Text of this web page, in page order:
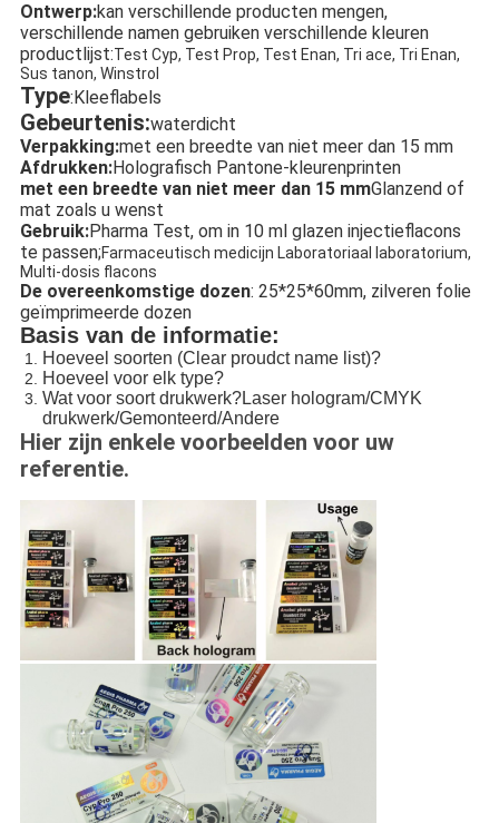
Ontwerp:kan verschillende producten mengen,
verschillende namen gebruiken verschillende kleuren
productlijst:Test Cyp, Test Prop, Test Enan, Tri ace, Tri Enan,
Sus tanon, Winstrol
Type:Kleeflabels
Gebeurtenis:waterdicht
Verpakking:met een breedte van niet meer dan 15 mm
Afdrukken:Holografisch Pantone-kleurenprinten
met een breedte van niet meer dan 15 mmGlanzend of
mat zoals u wenst
Gebruik:Pharma Test, om in 10 ml glazen injectieflacons
te passen;Farmaceutisch medicijn Laboratoriaal laboratorium,
Multi-dosis flacons
De overeenkomstige dozen: 25*25*60mm, zilveren folie
geïmprimeerde dozen
Basis van de informatie:
Hoeveel soorten (Clear proudct name list)?
Hoeveel voor elk type?
Wat voor soort drukwerk?Laser hologram/CMYK
drukwerk/Gemonteerd/Andere
Hier zijn enkele voorbeelden voor uw
referentie.